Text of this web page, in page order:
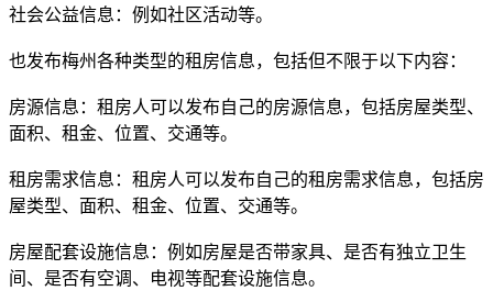
社会公益信息：例如社区活动等。
也发布梅州各种类型的租房信息，包括但不限于以下内容：
房源信息：租房人可以发布自己的房源信息，包括房屋类型、
面积、租金、位置、交通等。
租房需求信息：租房人可以发布自己的租房需求信息，包括房
屋类型、面积、租金、位置、交通等。
房屋配套设施信息：例如房屋是否带家具、是否有独立卫生
间、是否有空调、电视等配套设施信息。